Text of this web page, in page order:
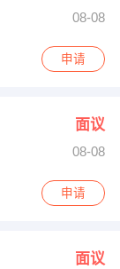
08-08
申请
面议
08-08
申请
面议